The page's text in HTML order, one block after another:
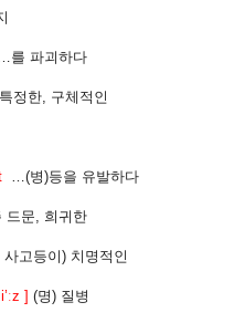
를 파괴하다
특정한 구체적인
…(병)등을 유발하다
드문 희귀한
사고등이) 치명적인
] (명) 질병